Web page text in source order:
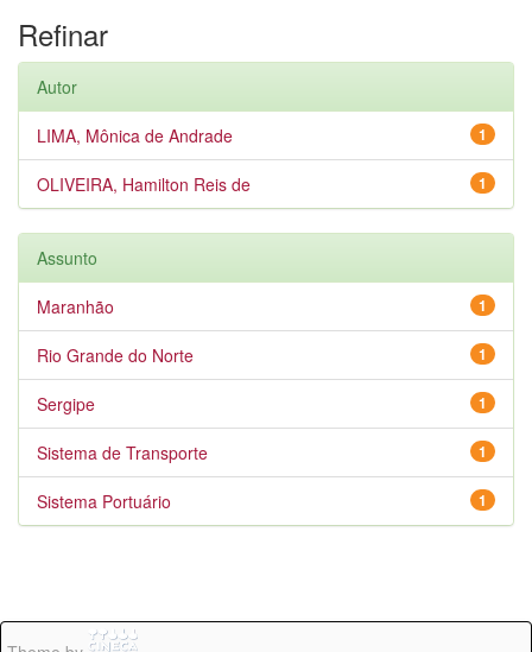
Refinar
Autor
1
LIMA, Mônica de Andrade
1
OLIVEIRA, Hamilton Reis de
Assunto
1
Maranhão
1
Rio Grande do Norte
1
Sergipe
1
Sistema de Transporte
1
Sistema Portuário